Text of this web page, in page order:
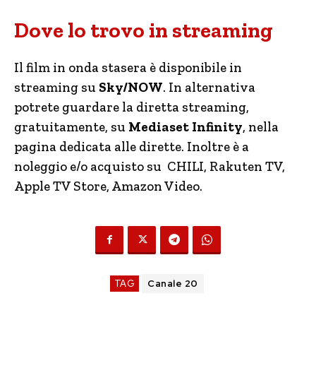
Dove lo trovo in streaming
Il film in onda stasera è disponibile in
streaming su Sky/NOW. In alternativa
potrete guardare la diretta streaming,
gratuitamente, su Mediaset Infinity, nella
pagina dedicata alle dirette. Inoltre è a
noleggio e/o acquisto su CHILI, Rakuten TV,
Apple TV Store, Amazon Video.
TAG Canale 20